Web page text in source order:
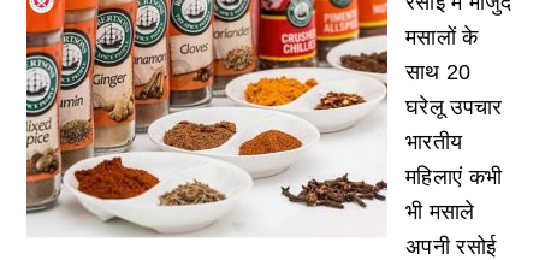
मसालों के
साथ 20
घरेलू उपचार
भारतीय
महिलाएं कभी
भी मसाले
अपनी रसोई